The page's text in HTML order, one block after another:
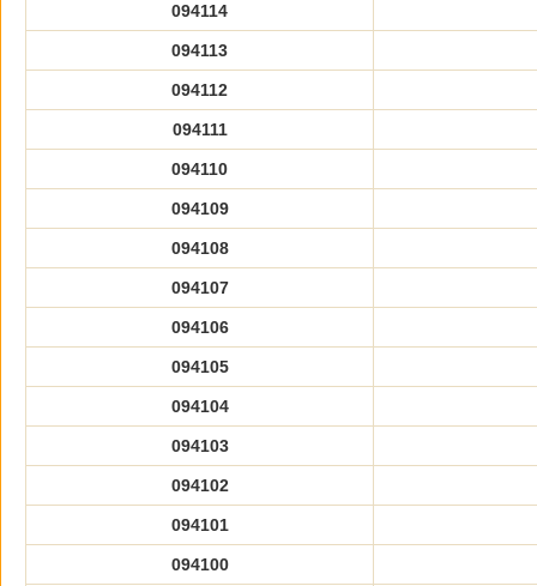
094114
094113
094112
094111
094110
094109
094108
094107
094106
094105
094104
094103
094102
094101
094100